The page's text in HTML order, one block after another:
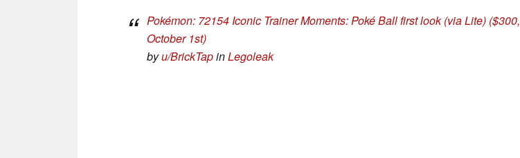
Pokémon: 72154 Iconic Trainer Moments: Poké Ball first look (via Lite) ($300,
October 1st)
byu/BrickTapinLegoleak